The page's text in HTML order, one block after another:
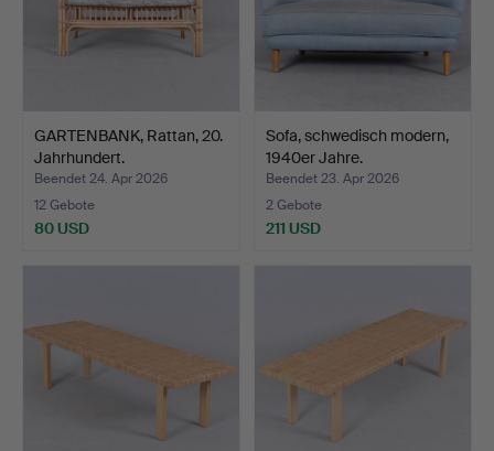
GARTENBANK, Rattan, 20.
Jahrhundert.
Beendet 24. Apr 2026
12 Gebote
80 USD
Sofa, schwedisch modern,
1940er Jahre.
Beendet 23. Apr 2026
2 Gebote
211 USD